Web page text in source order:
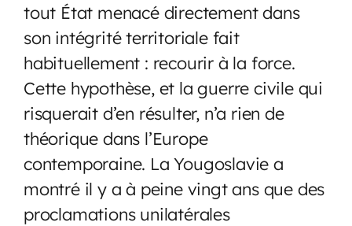
tout État menacé directement dans
son intégrité territoriale fait
habituellement : recourir à la force.
Cette hypothèse, et la guerre civile qui
risquerait d’en résulter, n’a rien de
théorique dans l’Europe
contemporaine. La Yougoslavie a
montré il y a à peine vingt ans que des
proclamations unilatérales